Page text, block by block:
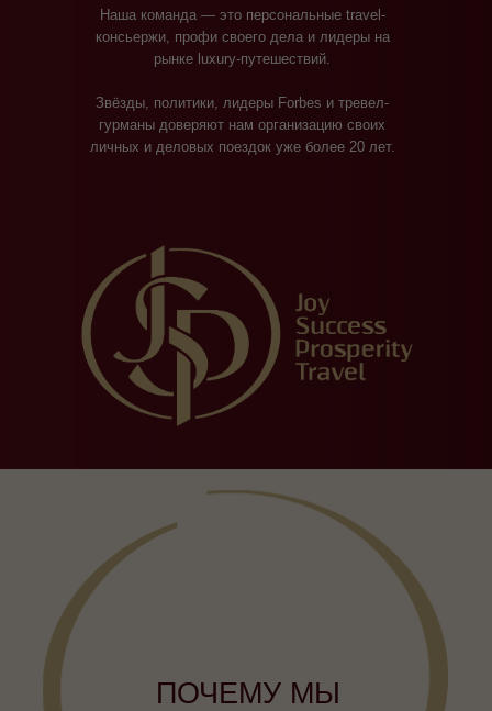
Наша команда — это персональные travel-
консьержи, профи своего дела и лидеры на
рынке luxury-путешествий.
Звёзды, политики, лидеры Forbes и тревел-
гурманы доверяют нам организацию своих
личных и деловых поездок уже более 20 лет.
ПОЧЕМУ МЫ